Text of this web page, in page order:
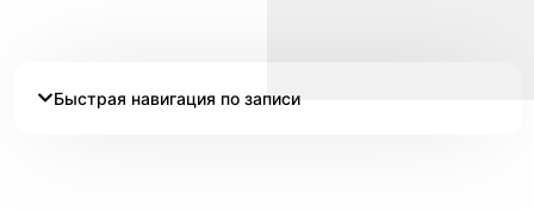
Быстрая навигация по записи